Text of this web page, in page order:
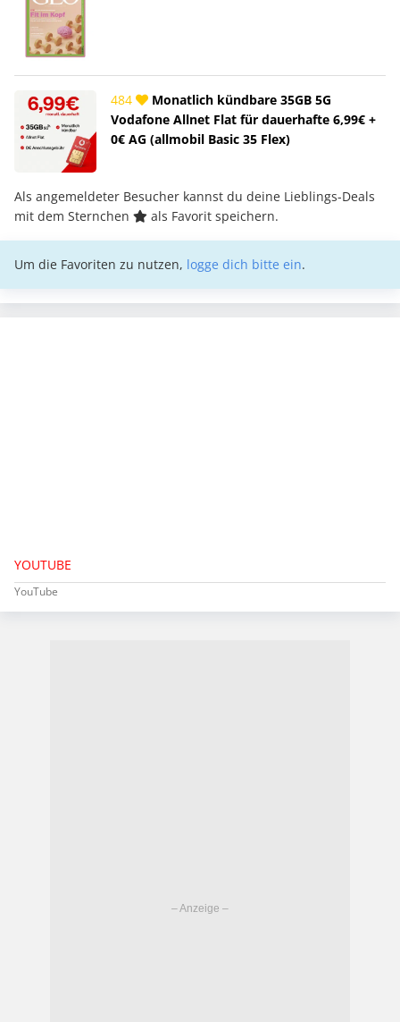
484
Monatlich kündbare 35GB 5G
Vodafone Allnet Flat für dauerhafte 6,99€ +
0€ AG (allmobil Basic 35 Flex)
Als angemeldeter Besucher kannst du deine Lieblings-Deals
mit dem Sternchen
als Favorit speichern.
Um die Favoriten zu nutzen, logge dich bitte ein.
YOUTUBE
YouTube